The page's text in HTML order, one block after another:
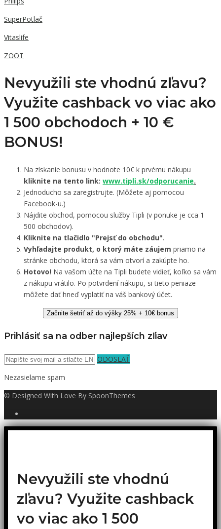
SuperPotlač
Vitaslife
ZOOT
Nevyužili ste vhodnú zľavu?
Využite cashback vo viac ako
1 500 obchodoch + 10 €
BONUS!
Na získanie bonusu v hodnote 10€ k prvému nákupu
kliknite na tento link: www.tipli.sk/odporucanie.
Jednoducho sa zaregistrujte. (Môžete aj pomocou
Facebook-u.)
Nájdite obchod, pomocou služby Tipli (v ponuke je cca 1
500 obchodov).
Kliknite na tlačidlo "Prejsť do obchodu".
Vyhľadajte produkt, o ktorý máte záujem priamo na
stránke obchodu, ktorá sa vám otvorí a zakúpte ho.
Hotovo! Na vašom účte na Tipli budete vidieť, koľko sa vám
z nákupu vrátilo. Po potvrdení nákupu, si tieto peniaze
môžete dať hneď vyplatiť na váš bankový účet.
Začnite šetriť až do výšky 25% + 10€ bonus
Prihlásiť sa na odber najlepších zľiav
ODOSLAŤ
Nezasielame spam
© Designed With Love By SpoonThemes
Nevyužili ste vhodnú
zľavu? Využite cashback
vo viac ako 1 500